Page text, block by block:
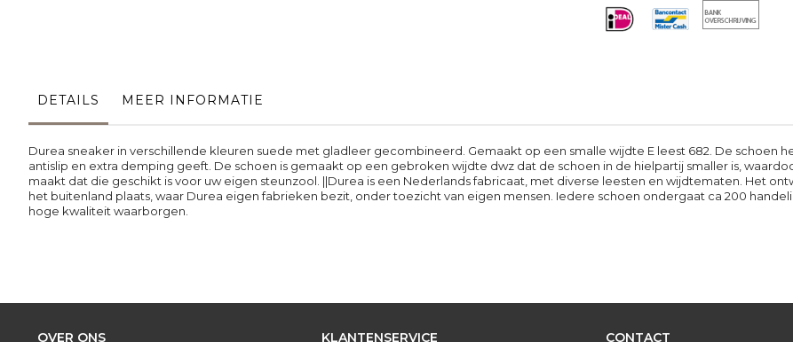
afbeeldingen-
DETAILS
Durea sneaker in verschillende kleuren suede met gladleer gecombineerd. Gemaakt op een smalle wijdte E leest 682. De schoen
antislip en extra demping geeft. De schoen is gemaakt op een gebroken wijdte dwz dat de schoen in de hielpartij smaller is,
maakt dat die geschikt is voor uw eigen steunzool. ||Durea is een Nederlands fabricaat, met diverse leesten en wijdtematen. Het
het buitenland plaats, waar Durea eigen fabrieken bezit, onder toezicht van eigen mensen. Iedere schoen ondergaat ca 200
hoge kwaliteit waarborgen.
MEER INFORMATIE
OVER ONS KLANTENSERVICE CONTACT